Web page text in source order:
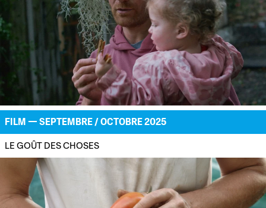
FILM — SEPTEMBRE / OCTOBRE 2025
LE GOÛT DES CHOSES